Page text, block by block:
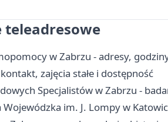
teleadresowe
w Zabrzu - adresy,
zajęcia stałe i dostępność
Specjalistów w Zabrzu -
im. J. Lompy w